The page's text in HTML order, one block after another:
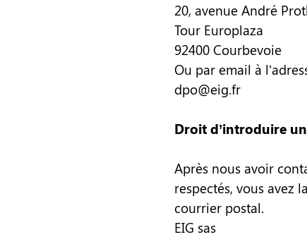
20, avenue André
Tour Europlaza
92400 Courbevoie
Ou par email à
dpo@eig.fr
Droit d’introduire
Après nous avoir
respectés, vous avez
courrier postal.
EIG sas